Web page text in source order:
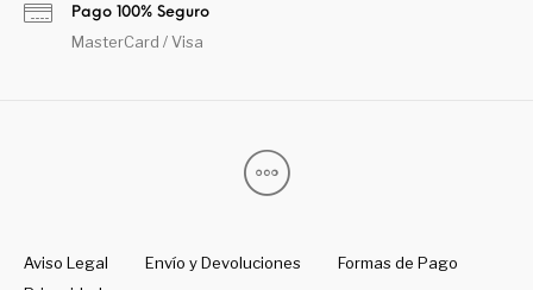
Pago 100% Seguro
MasterCard / Visa
Aviso Legal Envío y Devoluciones
Formas de Pago